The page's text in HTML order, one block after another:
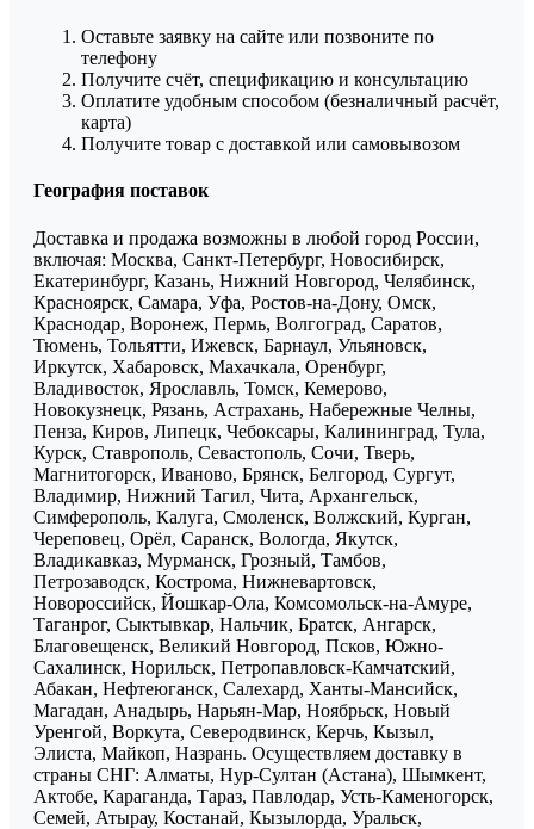
Оставьте заявку на сайте или позвоните по
телефону
Получите счёт, спецификацию и консультацию
Оплатите удобным способом (безналичный расчёт,
карта)
Получите товар с доставкой или самовывозом
География поставок
Доставка и продажа возможны в любой город России,
включая: Москва, Санкт-Петербург, Новосибирск,
Екатеринбург, Казань, Нижний Новгород, Челябинск,
Красноярск, Самара, Уфа, Ростов-на-Дону, Омск,
Краснодар, Воронеж, Пермь, Волгоград, Саратов,
Тюмень, Тольятти, Ижевск, Барнаул, Ульяновск,
Иркутск, Хабаровск, Махачкала, Оренбург,
Владивосток, Ярославль, Томск, Кемерово,
Новокузнецк, Рязань, Астрахань, Набережные Челны,
Пенза, Киров, Липецк, Чебоксары, Калининград, Тула,
Курск, Ставрополь, Севастополь, Сочи, Тверь,
Магнитогорск, Иваново, Брянск, Белгород, Сургут,
Владимир, Нижний Тагил, Чита, Архангельск,
Симферополь, Калуга, Смоленск, Волжский, Курган,
Череповец, Орёл, Саранск, Вологда, Якутск,
Владикавказ, Мурманск, Грозный, Тамбов,
Петрозаводск, Кострома, Нижневартовск,
Новороссийск, Йошкар-Ола, Комсомольск-на-Амуре,
Таганрог, Сыктывкар, Нальчик, Братск, Ангарск,
Благовещенск, Великий Новгород, Псков, Южно-
Сахалинск, Норильск, Петропавловск-Камчатский,
Абакан, Нефтеюганск, Салехард, Ханты-Мансийск,
Магадан, Анадырь, Нарьян-Мар, Ноябрьск, Новый
Уренгой, Воркута, Северодвинск, Керчь, Кызыл,
Элиста, Майкоп, Назрань. Осуществляем доставку в
страны СНГ: Алматы, Нур-Султан (Астана), Шымкент,
Актобе, Караганда, Тараз, Павлодар, Усть-Каменогорск,
Семей, Атырау, Костанай, Кызылорда, Уральск,